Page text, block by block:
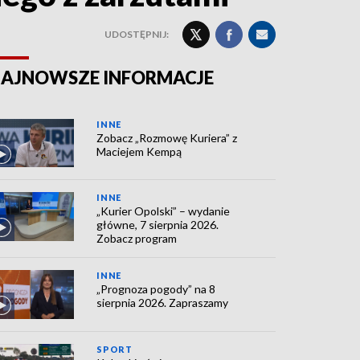
UDOSTĘPNIJ:
INFORMACJE
INNE
Zobacz „Rozmowę Kuriera” z
Maciejem Kempą
INNE
„Kurier Opolski” – wydanie
główne, 7 sierpnia 2026.
Zobacz program
INNE
„Prognoza pogody” na 8
sierpnia 2026. Zapraszamy
SPORT